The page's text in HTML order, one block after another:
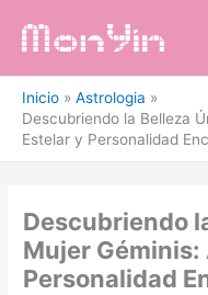
Inicio
Astrologia
Descubriendo la Belleza
Estelar y Personalidad
Descubriendo
Mujer
Personalidad